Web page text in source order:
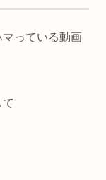
っている動画